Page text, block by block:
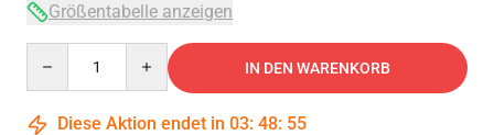
Größentabelle anzeigen
IN DEN WARENKORB
Diese Aktion endet in 03: 48: 54